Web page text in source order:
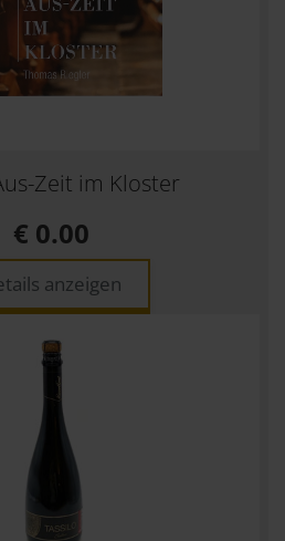
Zeit im Kloster
€ 0.00
anzeigen